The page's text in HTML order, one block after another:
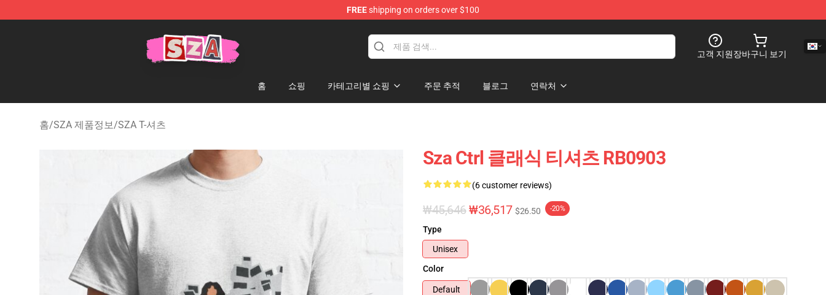
FREEshipping on orders over $100
고객 지원장바구니 보기
홈 쇼핑 카테고리별 쇼핑 주문 추적 블로그 연락처
홈/SZA 제품정보/SZA T-셔츠
Sza Ctrl 클래식 티셔츠 RB0903
(6 customer reviews)
₩45,646₩36,517 $26.50 -20%
Type
Unisex
Color
Default